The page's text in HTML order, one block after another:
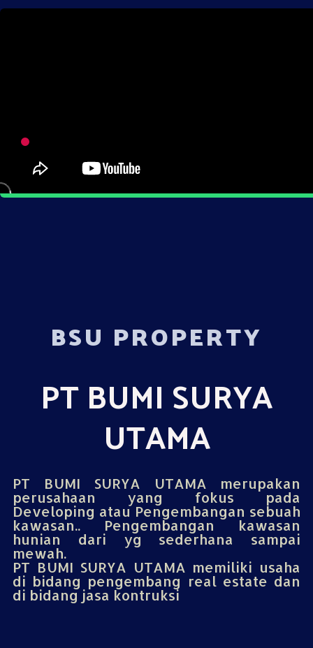
BSU PROPERTY
PT BUMI SURYA
UTAMA
PT BUMI SURYA UTAMA merupakan
perusahaan yang fokus pada
Developing atau Pengembangan sebuah
kawasan.. Pengembangan kawasan
hunian dari yg sederhana sampai
mewah.
PT BUMI SURYA UTAMA memiliki usaha
di bidang pengembang real estate dan
di bidang jasa kontruksi